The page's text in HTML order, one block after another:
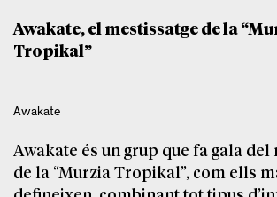
Awakate, el mestissatge de la
Tropikal”
Awakate
Awakate és un grup que fa gala del
de la “Murzia Tropikal”, com ells